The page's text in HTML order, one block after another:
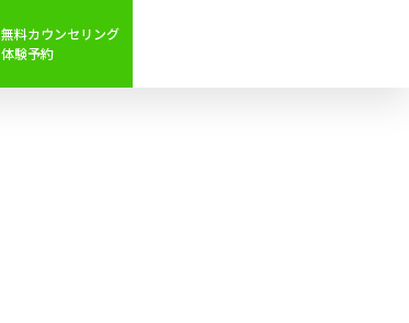
無料カウンセリング
体験予約